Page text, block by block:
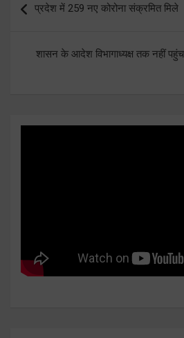
navigation
प्रदेश में 259 नए कोरोना संक्रमित मिले
शासन के आदेश विभागाध्यक्ष तक नहीं पहुंच